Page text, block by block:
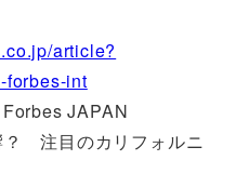
article?
forbes-int
JAPAN
？ 注目のカリフォルニ